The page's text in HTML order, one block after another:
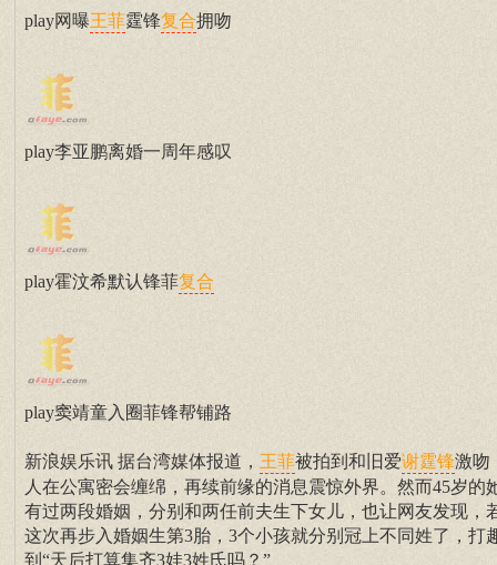
play网曝王菲霆锋复合拥吻
play李亚鹏离婚一周年感叹
play霍汶希默认锋菲复合
play窦靖童入圈菲锋帮铺路
新浪娱乐讯 据台湾媒体报道， 王菲被拍到和旧爱谢霆锋激吻
人在公寓密会缠绵，再续前缘的消息震惊外界。然而45岁的
有过两段婚姻，分别和两任前夫生下女儿，也让网友发现，
这次再步入婚姻生第3胎，3个小孩就分别冠上不同姓了，打
到“天后打算集齐3娃3姓氏吗？”